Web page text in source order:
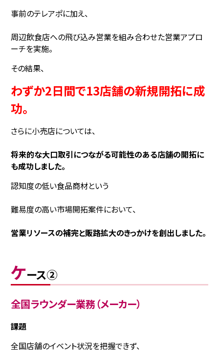
事前のテレアポに加え、
周辺飲食店への飛び込み営業を組み合わせた営業アプロ
ーチを実施。
その結果、
わずか2日間で13店舗の新規開拓に成
功。
さらに小売店については、
将来的な大口取引につながる可能性のある店舗の開拓に
も成功しました。
認知度の低い食品商材という
難易度の高い市場開拓案件において、
営業リソースの補完と販路拡大のきっかけを創出しました。
ケース②
全国ラウンダー業務（メーカー）
課題
全国店舗のイベント状況を把握できず、